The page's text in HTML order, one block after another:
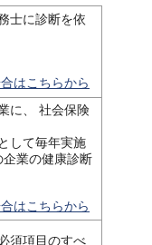
士に診断を依
はこちらから
に、 社会保険
して毎年実施
企業の健康診断
はこちらから
須項目のすべ